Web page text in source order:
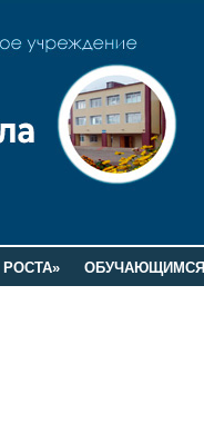
ОБУЧАЮЩИМСЯ